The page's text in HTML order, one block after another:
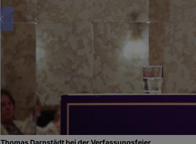
Vorheriges
Thomas Darnstädt bei der Verfassungsfeier